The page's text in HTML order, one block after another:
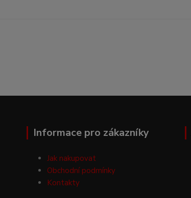
Informace pro zákazníky
Jak nakupovat
Obchodní podmínky
Kontakty